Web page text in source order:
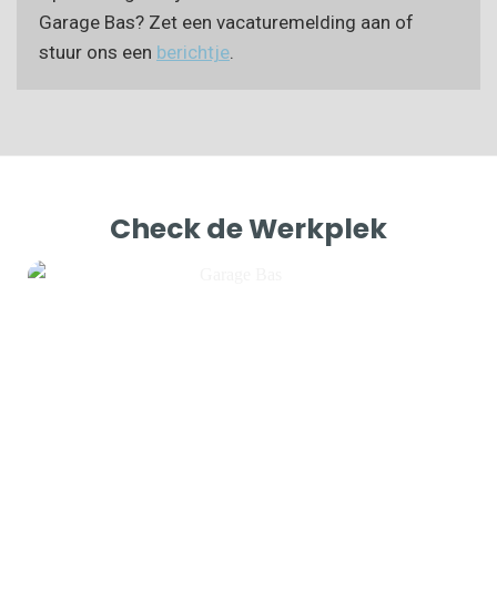
Garage Bas? Zet een vacaturemelding aan of
stuur ons een berichtje
Check de Werkplek